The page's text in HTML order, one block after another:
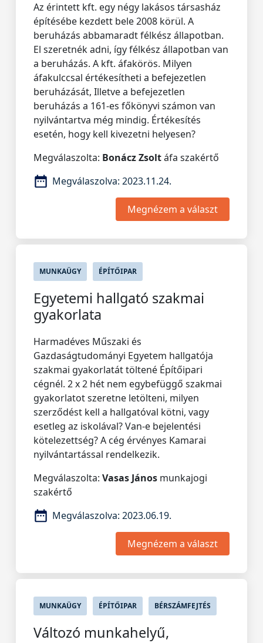
Az érintett kft. egy négy lakásos társasház
építésébe kezdett bele 2008 körül. A
beruházás abbamaradt félkész állapotban.
El szeretnék adni, így félkész állapotban van
a beruházás. A kft. áfakörös. Milyen
áfakulccsal értékesítheti a befejezetlen
beruházását, Illetve a befejezetlen
beruházás a 161-es főkönyvi számon van
nyilvántartva még mindig. Értékesítés
esetén, hogy kell kivezetni helyesen?
Megválaszolta: Bonácz Zsoltáfa szakértő
Megválaszolva: 2023.11.24.
Megnézem a választ
MUNKAÜGY ÉPÍTŐIPAR
Egyetemi hallgató szakmai
gyakorlata
Harmadéves Műszaki és
Gazdaságtudományi Egyetem hallgatója
szakmai gyakorlatát töltené Építőipari
cégnél. 2 x 2 hét nem egybefüggő szakmai
gyakorlatot szeretne letölteni, milyen
szerződést kell a hallgatóval kötni, vagy
esetleg az iskolával? Van-e bejelentési
kötelezettség? A cég érvényes Kamarai
nyilvántartással rendelkezik.
Megválaszolta: Vasas János munkajogi
szakértő
Megválaszolva: 2023.06.19.
Megnézem a választ
MUNKAÜGY ÉPÍTŐIPAR BÉRSZÁMFEJTÉS
Változó munkahelyű,